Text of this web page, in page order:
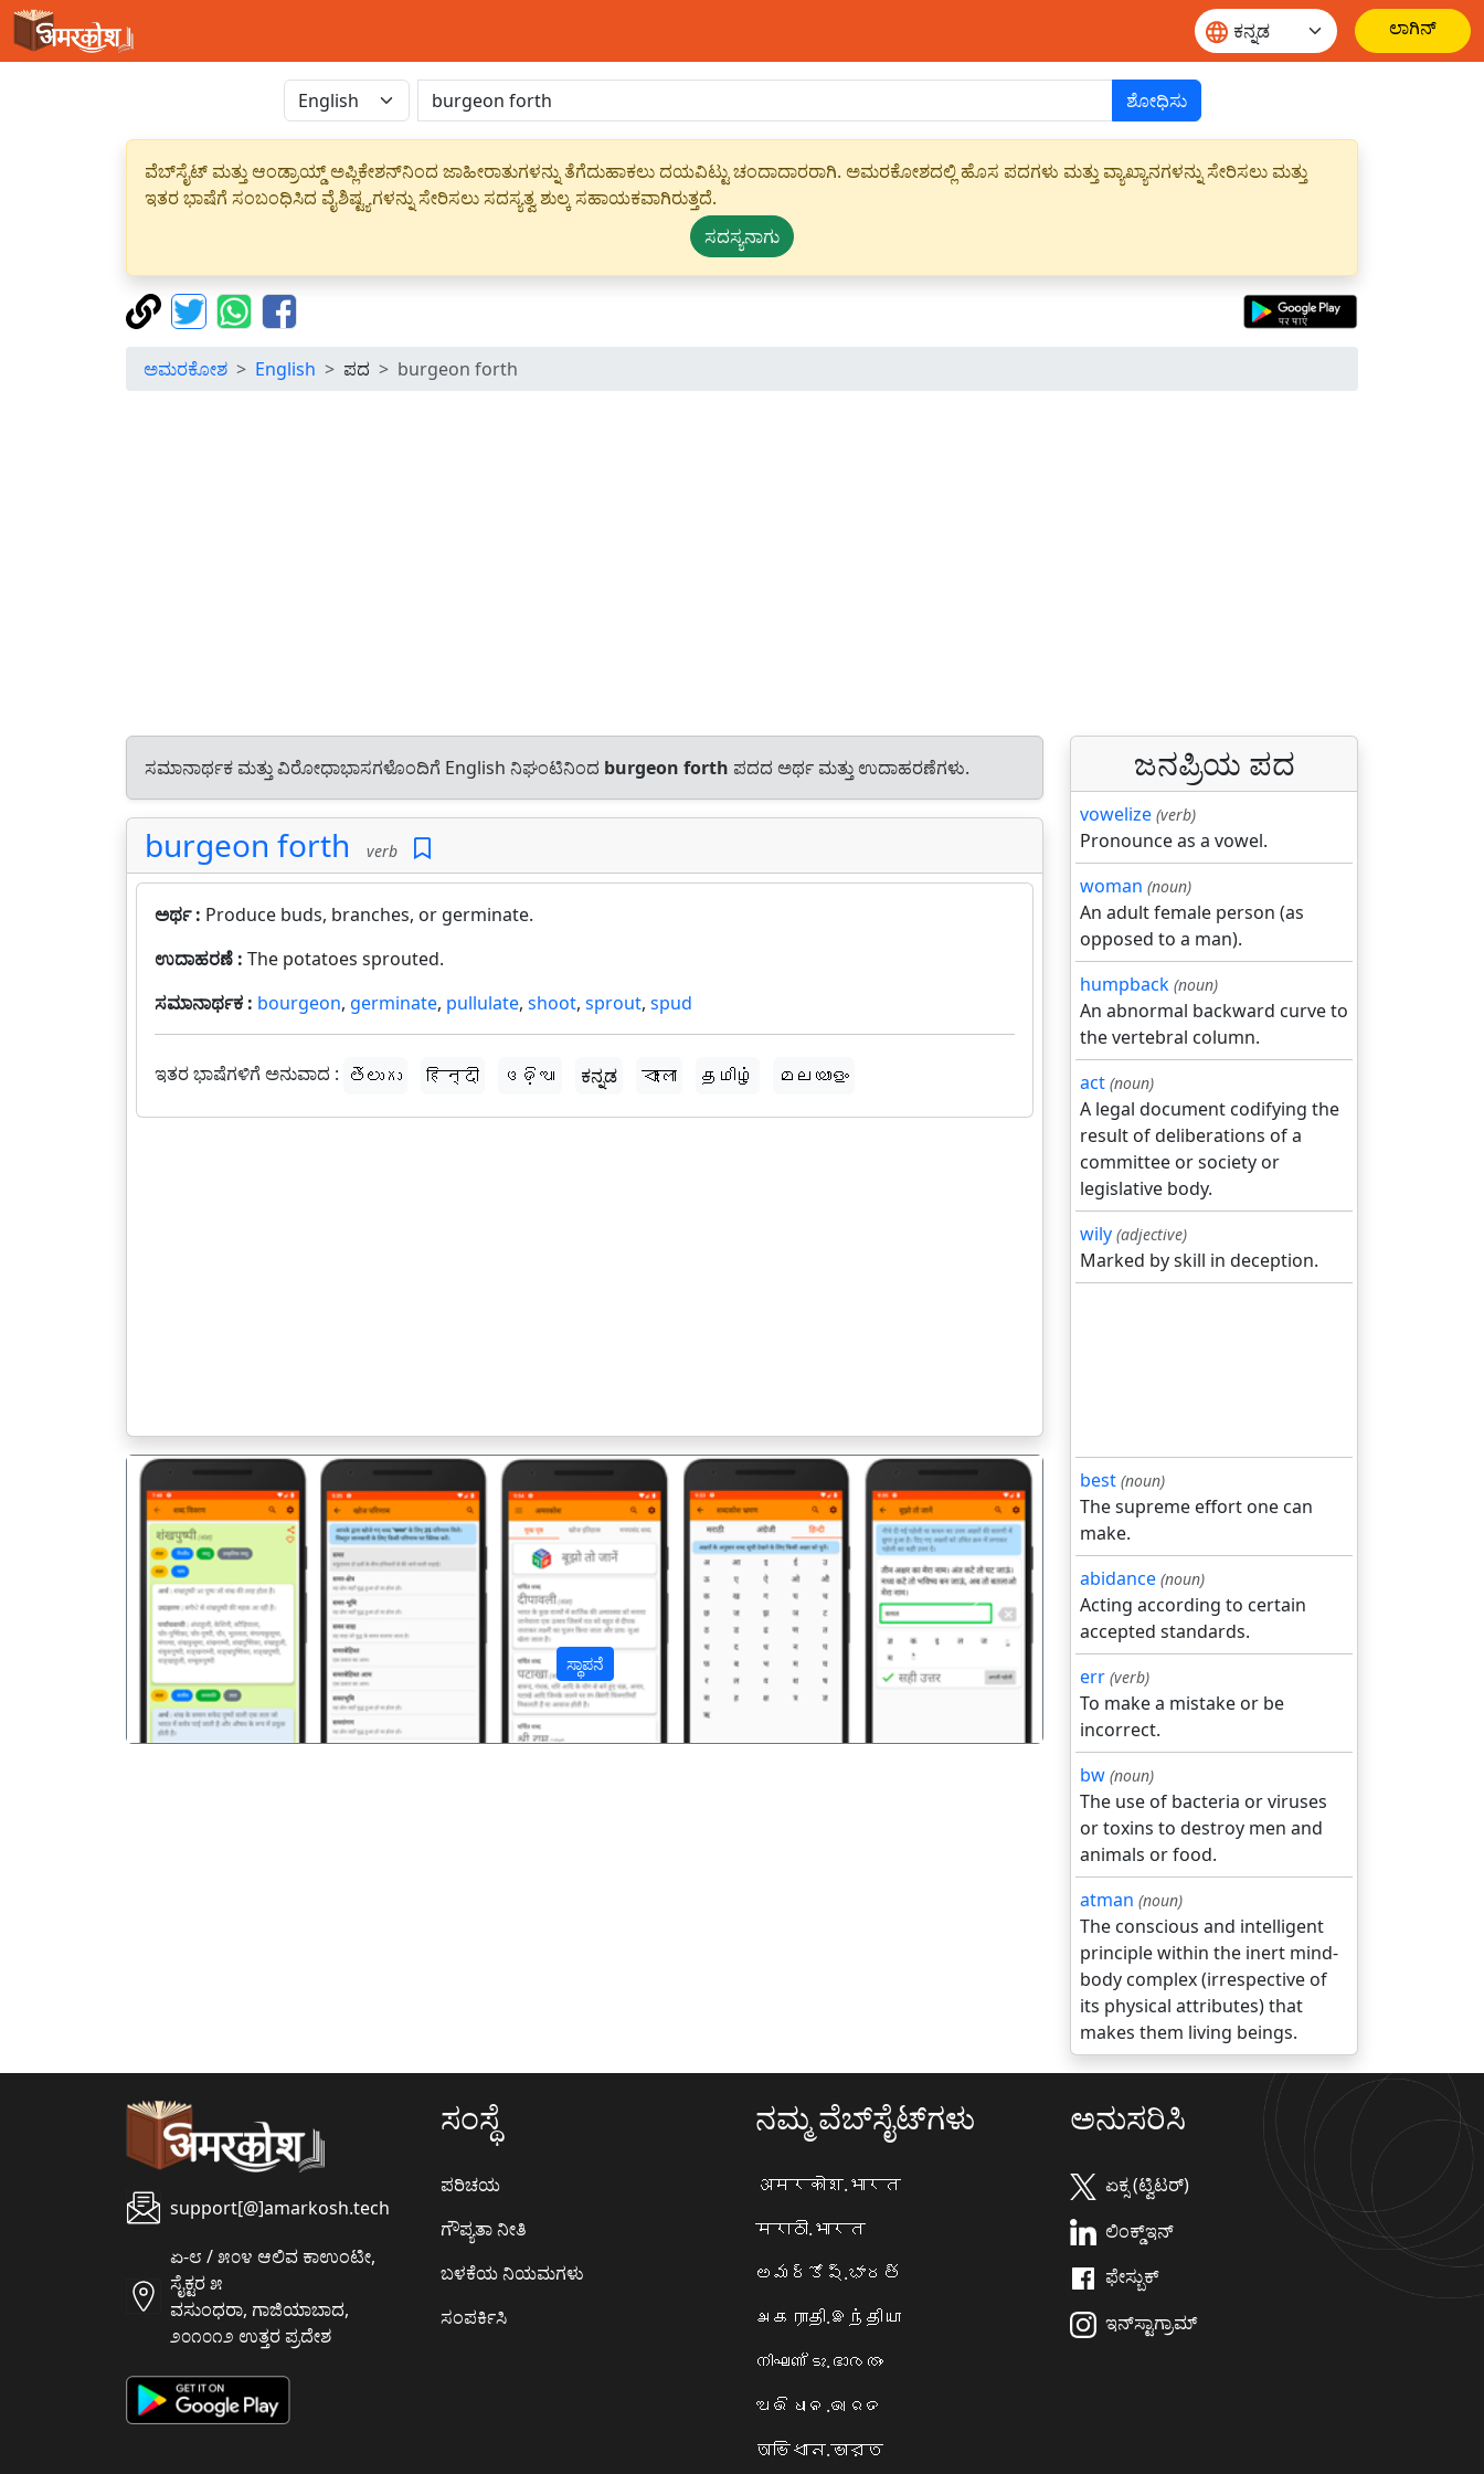
ಲಾಗಿನ್
ಶೋಧಿಸು
ವೆಬ್‌ಸೈಟ್ ಮತ್ತು ಆಂಡ್ರಾಯ್ಡ್ ಅಪ್ಲಿಕೇಶನ್‌ನಿಂದ ಜಾಹೀರಾತುಗಳನ್ನು ತೆಗೆದುಹಾಕಲು ದಯವಿಟ್ಟು ಚಂದಾದಾರರಾಗಿ. ಅಮರಕೋಶದಲ್ಲಿ ಹೊಸ ಪದಗಳು ಮತ್ತು ವ್ಯಾಖ್ಯಾನಗಳನ್ನು ಸೇರಿಸಲು ಮತ್ತು
ಇತರ ಭಾಷೆಗೆ ಸಂಬಂಧಿಸಿದ ವೈಶಿಷ್ಟ್ಯಗಳನ್ನು ಸೇರಿಸಲು ಸದಸ್ಯತ್ವ ಶುಲ್ಕ ಸಹಾಯಕವಾಗಿರುತ್ತದೆ.
ಸದಸ್ಯನಾಗು
ಅಮರಕೋಶ English ಪದ burgeon forth
ಸಮಾನಾರ್ಥಕ ಮತ್ತು ವಿರೋಧಾಭಾಸಗಳೊಂದಿಗೆ English ನಿಘಂಟಿನಿಂದ burgeon forth ಪದದ ಅರ್ಥ ಮತ್ತು ಉದಾಹರಣೆಗಳು.
burgeon forth verb
ಅರ್ಥ : Produce buds, branches, or germinate.
ಉದಾಹರಣೆ : The potatoes sprouted.
ಸಮಾನಾರ್ಥಕ : bourgeon, germinate, pullulate, shoot, sprout, spud
ಇತರ ಭಾಷೆಗಳಿಗೆ ಅನುವಾದ : తెలుగు हिन्दी ଓଡ଼ିଆ ಕನ್ನಡ বাংলা தமிழ் മലയാളം
ಸ್ಥಾಪನೆ
पिछला अगला
ಜನಪ್ರಿಯ ಪದ
vowelize (verb)
Pronounce as a vowel.
woman (noun)
An adult female person (as
opposed to a man).
humpback (noun)
An abnormal backward curve to
the vertebral column.
act (noun)
A legal document codifying the
result of deliberations of a
committee or society or
legislative body.
wily (adjective)
Marked by skill in deception.
best (noun)
The supreme effort one can
make.
abidance (noun)
Acting according to certain
accepted standards.
err (verb)
To make a mistake or be
incorrect.
bw (noun)
The use of bacteria or viruses
or toxins to destroy men and
animals or food.
atman (noun)
The conscious and intelligent
principle within the inert mind-
body complex (irrespective of
its physical attributes) that
makes them living beings.
support[@]amarkosh.tech
ಏ-೮ / ೫೦೪ ಆಲಿವ ಕಾಉಂಟೀ,
ಸೈಕ್ಟರ ೫
ವಸುಂಧರಾ, ಗಾಜಿಯಾಬಾದ,
೨೦೧೦೧೨ ಉತ್ತರ ಪ್ರದೇಶ
ಸಂಸ್ಥೆ
ಪರಿಚಯ
ಗೌಪ್ಯತಾ ನೀತಿ
ಬಳಕೆಯ ನಿಯಮಗಳು
ಸಂಪರ್ಕಿಸಿ
ನಮ್ಮ ವೆಬ್‌ಸೈಟ್‌ಗಳು
अमरकोश.भारत
मराठी.भारत
అమర్కోష్.భారత్
அகராதி.இந்தியா
നിഘണ്ടു.ഭാരതം
ଅଭିଧାନ.ଭାରତ
অভিধান.ভারত
ಅನುಸರಿಸಿ
ಏಕ್ಸ (ಟ್ವಿಟರ್)
ಲಿಂಕ್ಡ್‌ಇನ್
ಫೇಸ್ಬುಕ್
ಇನ್‌ಸ್ಟಾಗ್ರಾಮ್